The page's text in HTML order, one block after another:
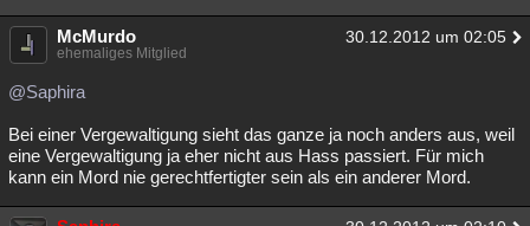
McMurdo 30.12.2012 um 02:05
ehemaliges Mitglied
@Saphira
Bei einer Vergewaltigung sieht das ganze ja noch anders aus, weil
eine Vergewaltigung ja eher nicht aus Hass passiert. Für mich
kann ein Mord nie gerechtfertigter sein als ein anderer Mord.